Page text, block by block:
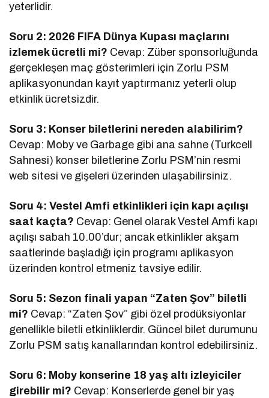
yeterlidir.
Soru 2: 2026 FIFA Dünya Kupası maçlarını
izlemek ücretli mi? Cevap: Züber sponsorluğunda
gerçekleşen maç gösterimleri için Zorlu PSM
aplikasyonundan kayıt yaptırmanız yeterli olup
etkinlik ücretsizdir.
Soru 3: Konser biletlerini nereden alabilirim?
Cevap: Moby ve Garbage gibi ana sahne (Turkcell
Sahnesi) konser biletlerine Zorlu PSM’nin resmi
web sitesi ve gişeleri üzerinden ulaşabilirsiniz.
Soru 4: Vestel Amfi etkinlikleri için kapı açılışı
saat kaçta? Cevap: Genel olarak Vestel Amfi kapı
açılışı sabah 10.00’dur; ancak etkinlikler akşam
saatlerinde başladığı için programı aplikasyon
üzerinden kontrol etmeniz tavsiye edilir.
Soru 5: Sezon finali yapan “Zaten Şov” biletli
mi? Cevap: “Zaten Şov” gibi özel prodüksiyonlar
genellikle biletli etkinliklerdir. Güncel bilet durumunu
Zorlu PSM satış kanallarından kontrol edebilirsiniz.
Soru 6: Moby konserine 18 yaş altı izleyiciler
girebilir mi? Cevap: Konserlerde genel bir yaş